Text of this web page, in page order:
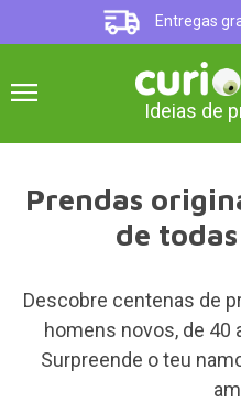
Entregas
Ideias de
Prendas
de
Descobre centenas de
homens novos, de 40
Surpreende o teu